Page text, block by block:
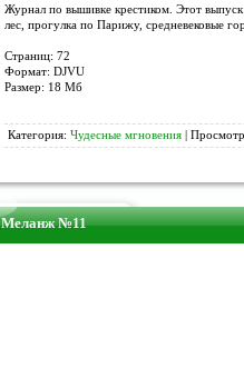
Журнал по вышивке крестиком. Этот
лес, прогулка по Парижу, средневековые
Страниц: 72
Формат: DJVU
Размер: 18 Мб
Категория: Чудесные мгновения |
Меланж №11